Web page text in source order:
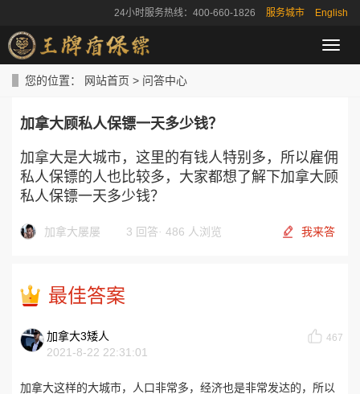
24小时服务热线：400-660-1826 服务城市 English
导
航
您的位置： 网站首页 > 问答中心
加拿大顾私人保镖一天多少钱？
加拿大是大城市，这里的有钱人特别多，所以雇佣
私人保镖的人也比较多，大家都想了解下加拿大顾
私人保镖一天多少钱？
加拿大屡屡 3 回答· 486 人浏览 我来答
最佳答案
加拿大3矮人
2021-8-22 22:31:01
467
加拿大这样的大城市，人口非常多，经济也是非常发达的，所以